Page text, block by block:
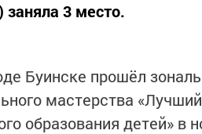
заняла 3 место.
Буинске прошёл
мастерства
образования детей»